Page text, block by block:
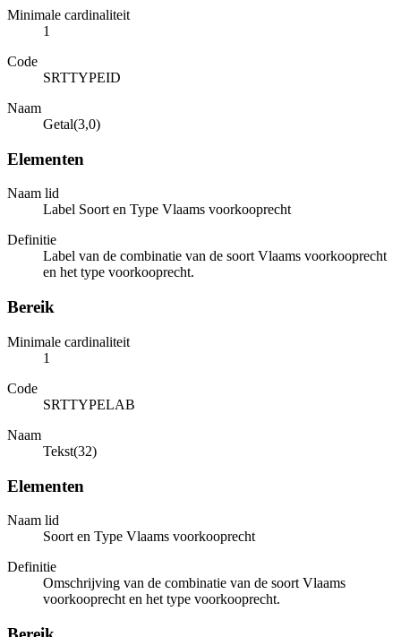
Minimale cardinaliteit
1
Code
SRTTYPEID
Naam
Getal(3,0)
Elementen
Naam lid
Label Soort en Type Vlaams voorkooprecht
Definitie
Label van de combinatie van de soort Vlaams voorkooprecht
en het type voorkooprecht.
Bereik
Minimale cardinaliteit
1
Code
SRTTYPELAB
Naam
Tekst(32)
Elementen
Naam lid
Soort en Type Vlaams voorkooprecht
Definitie
Omschrijving van de combinatie van de soort Vlaams
voorkooprecht en het type voorkooprecht.